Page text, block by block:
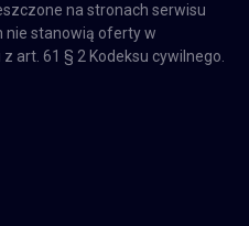
na stronach serwisu
nie stanowią oferty w
art. 61 § 2 Kodeksu cywilnego.